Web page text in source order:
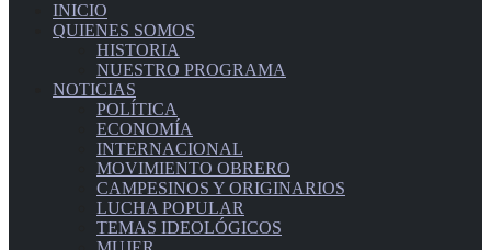
INICIO
QUIENES SOMOS
HISTORIA
NUESTRO PROGRAMA
NOTICIAS
POLÍTICA
ECONOMÍA
INTERNACIONAL
MOVIMIENTO OBRERO
CAMPESINOS Y ORIGINARIOS
LUCHA POPULAR
TEMAS IDEOLÓGICOS